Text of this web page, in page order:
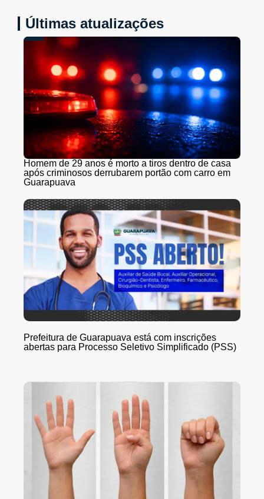
Últimas atualizações
Homem de 29 anos é morto a tiros dentro de casa
após criminosos derrubarem portão com carro em
Guarapuava
Prefeitura de Guarapuava está com inscrições
abertas para Processo Seletivo Simplificado (PSS)